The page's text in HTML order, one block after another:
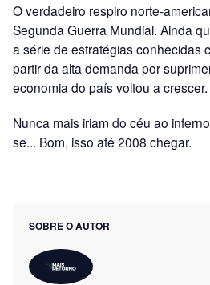
O verdadeiro respiro norte-
Segunda Guerra Mundial. Ainda
a série de estratégias conhecidas
partir da alta demanda por
economia do país voltou a crescer.
Nunca mais iriam do céu ao
se... Bom, isso até 2008 chegar.
SOBRE O AUTOR